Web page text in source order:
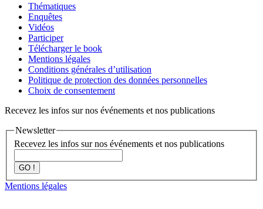
Thématiques
Enquêtes
Vidéos
Participer
Télécharger le book
Mentions légales
Conditions générales d’utilisation
Politique de protection des données personnelles
Choix de consentement
Recevez les infos sur nos événements et nos publications
Newsletter
Recevez les infos sur nos événements et nos publications
GO !
Mentions légales